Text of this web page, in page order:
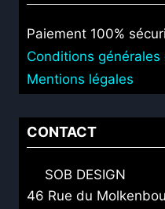
Paiement 100%
Conditions générales
Mentions légales
CONTACT
SOB DESIGN
46 Rue du